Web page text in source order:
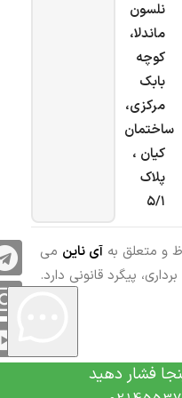
نلسون
ماندلا،
کوچه
بابک
مرکزی،
ساختمان
کیان ،
پلاک
۵/۱
و متعلق به آی ناین می
پیگرد قانونی دارد.
فشار دهید